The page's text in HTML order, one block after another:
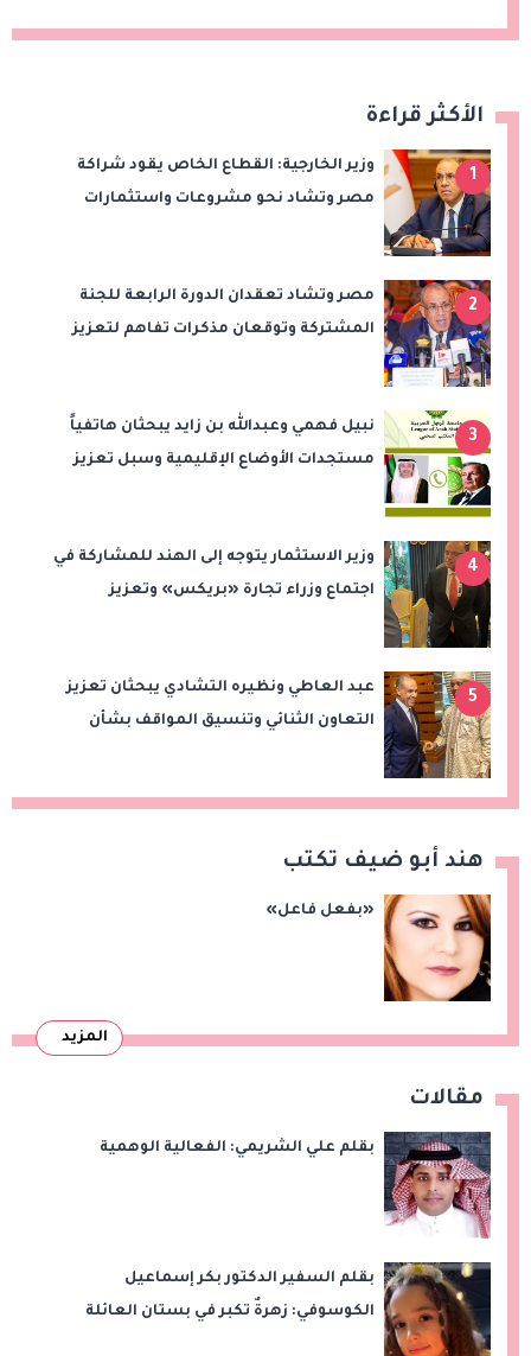
الأكثر قراءة
1
وزير الخارجية: القطاع الخاص يقود شراكة
مصر وتشاد نحو مشروعات واستثمارات
2
مصر وتشاد تعقدان الدورة الرابعة للجنة
المشتركة وتوقعان مذكرات تفاهم لتعزيز
3
نبيل فهمي وعبدالله بن زايد يبحثان هاتفياً
مستجدات الأوضاع الإقليمية وسبل تعزيز
4
وزير الاستثمار يتوجه إلى الهند للمشاركة في
اجتماع وزراء تجارة «بريكس» وتعزيز
5
عبد العاطي ونظيره التشادي يبحثان تعزيز
التعاون الثنائي وتنسيق المواقف بشأن
هند أبو ضيف تكتب
«بفعل فاعل»
المزيد
مقالات
بقلم علي الشريمي: الفعالية الوهمية
بقلم السفير الدكتور بكر إسماعيل
الكوسوفي: زهرةٌ تكبر في بستان العائلة